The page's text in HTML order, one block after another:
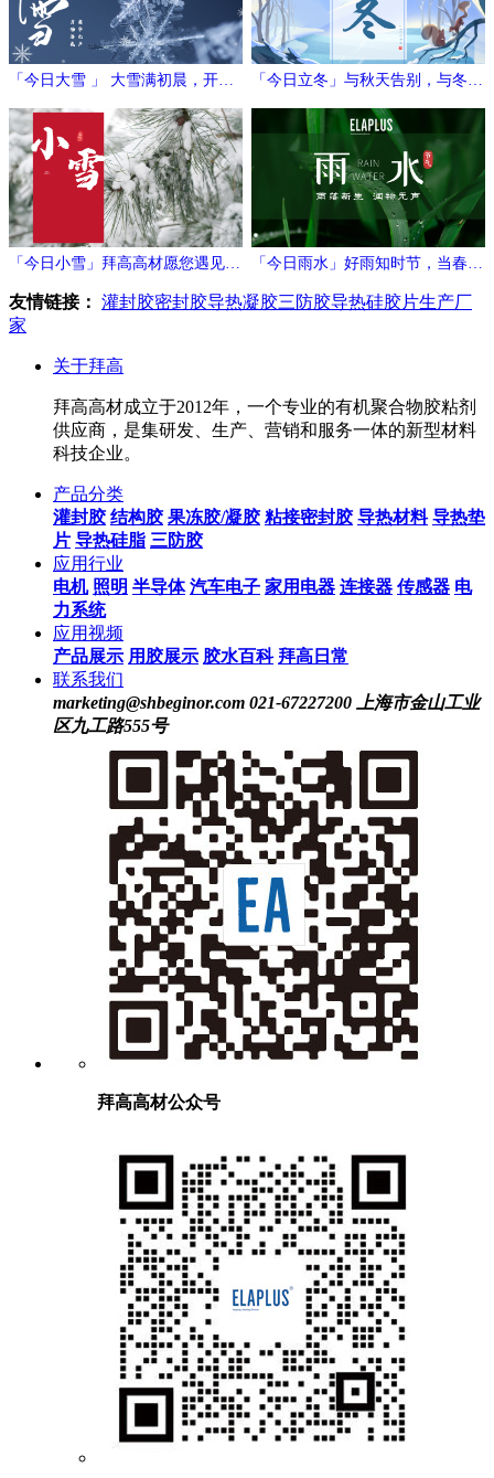
「今日大雪 」 大雪满初晨，开门
万象新
「今日立冬」与秋天告别，与冬日
相拥
「今日小雪」拜高高材愿您遇见冬
日的温暖与期待！
「今日雨水」好雨知时节，当春乃
发生
友情链接： 灌封胶密封胶导热凝胶三防胶导热硅胶片生产厂
家
关于拜高
拜高高材成立于2012年，一个专业的有机聚合物胶粘剂
供应商，是集研发、生产、营销和服务一体的新型材料
科技企业。
产品分类
灌封胶 结构胶 果冻胶/凝胶 粘接密封胶 导热材料 导热垫
片 导热硅脂 三防胶
应用行业
电机 照明 半导体 汽车电子 家用电器 连接器 传感器 电
力系统
应用视频
产品展示 用胶展示 胶水百科 拜高日常
联系我们
marketing@shbeginor.com 021-67227200 上海市金山工业
区九工路555号
拜高高材公众号